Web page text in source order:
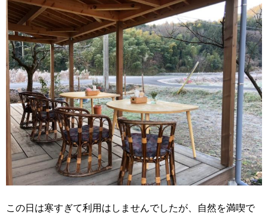
この日は寒すぎて利用はしませんでしたが、自然を満喫で